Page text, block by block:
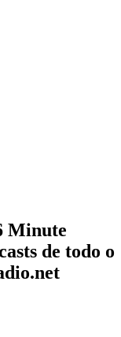
Minute
de todo o